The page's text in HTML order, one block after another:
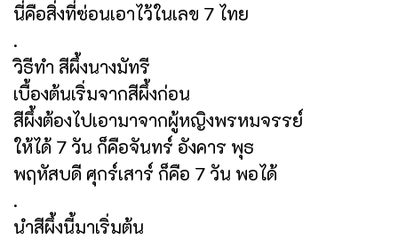
นี่คือสิ่งที่ซ่อนเอาไว้ในเลข 7 ไทย
.
วิธีทำ สีผึ้งนางมัทรี
เบื้องต้นเริ่มจากสีผึ้งก่อน
สีผึ้งต้องไปเอามาจากผู้หญิงพรหมจรรย์
ให้ได้ 7 วัน ก็คือจันทร์ อังคาร พุธ
พฤหัสบดี ศุกร์เสาร์ ก็คือ 7 วัน พอได้
.
นำสีผึ้งนี้มาเริ่มต้น